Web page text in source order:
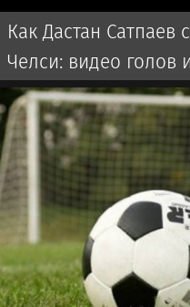
Как Дастан Сатпаев
Челси: видео голов